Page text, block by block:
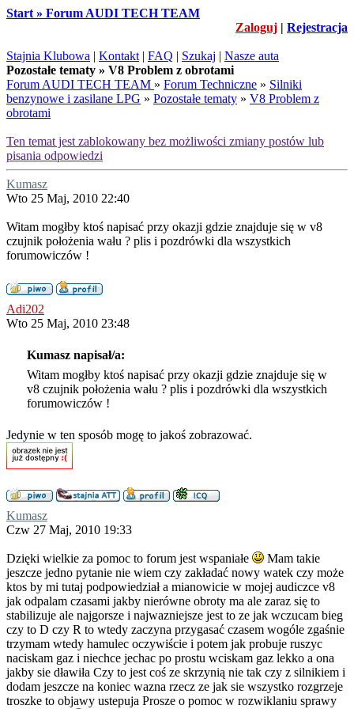
Start » Forum AUDI TECH TEAM
Zaloguj | Rejestracja
Stajnia Klubowa | Kontakt | FAQ | Szukaj | Nasze auta
Pozostałe tematy » V8 Problem z obrotami
Forum AUDI TECH TEAM » Forum Techniczne » Silniki
benzynowe i zasilane LPG » Pozostałe tematy » V8 Problem z
obrotami
Ten temat jest zablokowany bez możliwości zmiany postów lub
pisania odpowiedzi
Kumasz
Wto 25 Maj, 2010 22:40
Witam mogłby ktoś napisać przy okazji gdzie znajduje się w v8
czujnik położenia wału ? plis i pozdrówki dla wszystkich
forumowiczów !
Adi202
Wto 25 Maj, 2010 23:48
Kumasz napisał/a:
Witam mogłby ktoś napisać przy okazji gdzie znajduje się w
v8 czujnik położenia wału ? plis i pozdrówki dla wszystkich
forumowiczów !
Jedynie w ten sposób mogę to jakoś zobrazować.
Kumasz
Czw 27 Maj, 2010 19:33
Dzięki wielkie za pomoc to forum jest wspaniałe
Mam takie
jeszcze jedno pytanie nie wiem czy zakładać nowy watek czy może
ktos by mi tutaj podpowiedział a mianowicie w mojej audiczce v8
jak odpalam czasami jakby nierówne obroty ma ale zaraz się to
stabilizuje ale najgorsze i najwazniejsze jest to ze jak wczucam bieg
czy to D czy R to wtedy zaczyna przygasać czasem wogóle zgaśnie
trzymam wtedy hamulec oczywiście i potem jak probuje ruszyc
naciskam gaz i niechce jechac po prostu wciskam gaz lekko a ona
jakby sie dławiła Czy to jest coś ze skrzynią nie tak czy z silnikiem i
dodam jeszcze na koniec wazna rzecz ze jak sie wszystko rozgrzeje
troszke to objawy ustepuja Prosze o pomoc w rozwiklaniu sprawy